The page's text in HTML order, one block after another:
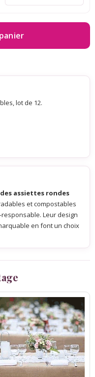
lot de 12.
assiettes rondes
et compostables
Leur design
en font un choix